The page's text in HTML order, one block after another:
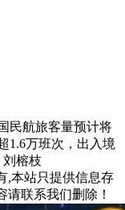
民航旅客量预计将
1.6万班次，出入境
刘榕枝
,本站只提供信息存
请联系我们删除！